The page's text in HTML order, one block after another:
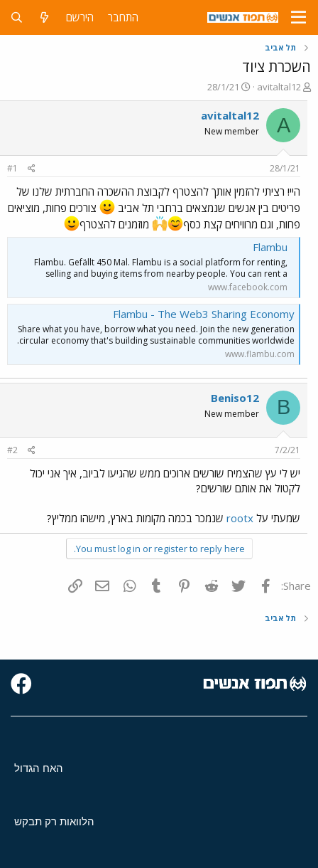
התחבר הירשם
תל אביב
השכרת ציוד
פ
ו
ת
ח
ה
ש
א
avitaltal12
פ
ו
ר
ם
ר
ך
28/1/21
A
avitaltal12
New member
28/1/21
#1
היי! רציתי להזמין אותך להצטרף לקבוצת ההשכרה החברתית שלנו של
פריטים בין אנשים שנמצאים ברחבי תל אביב
צורכים פחות, מוציאים
פחות, וגם מרוויחים קצת כסף
מוזמנים להצטרף
Flambu
Flambu. Gefällt 450 Mal. Flambu is a social platform for renting,
selling and buying items from nearby people. You can rent a
www.facebook.com
Flambu - The Web3 Sharing Economy
Share what you have, borrow what you need. Join the new generation
circular economy that's building sustainable communities worldwide.
www.flambu.com
B
Beniso12
New member
7/2/21
#2
יש לי עץ שהצמיח שורשים ארוכים ממש שהגיעו לביוב, איך אני יכול
לקטול את אותם שורשים?
שמעתי על rootx שנמכר בכמה מקומות בארץ, מישהו ממליץ?
You must log in or register to reply here.
Share: פייסבוק Twitter
Reddit
Pinterest
Tumblr
WhatsAppדואר אלקטרוני
תל אביב
האח הגדול
הלוואות רק תבקש